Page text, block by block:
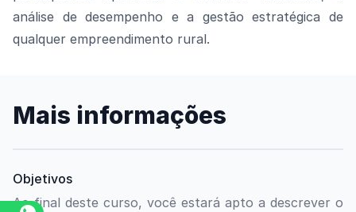
análise de desempenho e a gestão estratégica de
qualquer empreendimento rural.
Mais informações
Objetivos
Ao final deste curso, você estará apto a descrever o